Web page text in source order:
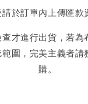
於訂單內上傳匯款
查才進行出貨，若
圍，完美主義者請
購。